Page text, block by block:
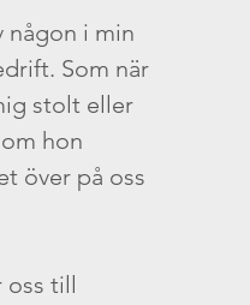
någon i min
Som när
stolt eller
hon
över på oss
oss till